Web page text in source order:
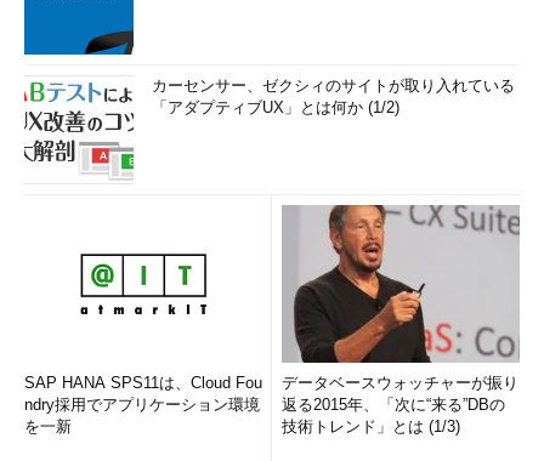
カーセンサー、ゼクシィのサイトが取り入れている
「アダプティブUX」とは何か (1/2)
SAP HANA SPS11は、Cloud Fou
ndry採用でアプリケーション環境
を一新
データベースウォッチャーが振り
返る2015年、「次に“来る”DBの
技術トレンド」とは (1/3)